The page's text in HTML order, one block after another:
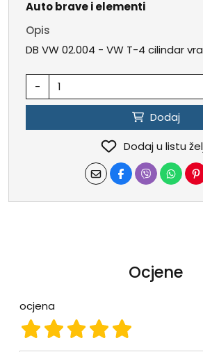
Auto brave i elementi
Opis
DB VW 02.004 - VW T-4 cilindar
-
Dodaj
Dodaj u listu
Ocjene
ocjena
ocjena 5
ocjena 4
ocjena 3
ocjena 2
ocjena 1